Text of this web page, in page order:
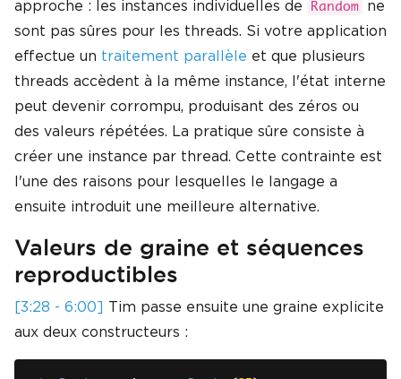
approche : les instances individuelles de
Random
ne
sont pas sûres pour les threads. Si votre application
effectue un traitement parallèle et que plusieurs
threads accèdent à la même instance, l'état interne
peut devenir corrompu, produisant des zéros ou
des valeurs répétées. La pratique sûre consiste à
créer une instance par thread. Cette contrainte est
l'une des raisons pour lesquelles le langage a
ensuite introduit une meilleure alternative.
Valeurs de graine et séquences
reproductibles
[3:28 - 6:00] Tim passe ensuite une graine explicite
aux deux constructeurs :